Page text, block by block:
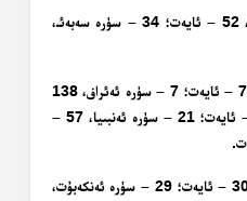
قاراڭ: 21 – سۈرە ئەنبىيا، 52 – ئايەت؛ 34 – سۈرە سەبەئـ،
قاراڭ: 6 – سۈرە ئەنئام، 74 – ئايەت؛ 7 – سۈرە ئەئراف، 138
– ئايەت؛ 14 – سۈرە ئىبراھىم، 14 – ئايەت؛ 21 – سۈرە ئەنبىيا، 57 –
[4]قاراڭ: 22 – سۈرە ھەج، 30 – ئايەت؛ 29 – سۈرە ئەنكەبۇت،